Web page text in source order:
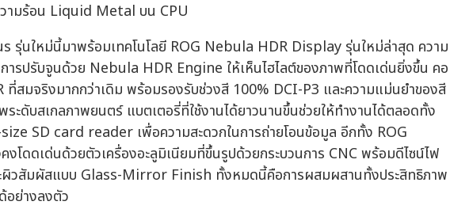
วามร้อน Liquid Metal บน CPU
รุ่นใหม่นี้มาพร้อมเทคโนโลยี ROG Nebula HDR Display รุ่นใหม่ล่าสุด ความ
รปรับจูนด้วย Nebula HDR Engine ให้เห็นไฮไลต์ของภาพที่โดดเด่นยิ่งขึ้น คอ
สมจริงมากกว่าเดิม พร้อมรองรับช่วงสี 100% DCI-P3 และความแม่นยำของสี
ะดับสเกลภาพยนตร์ แบตเตอรี่ที่ใช้งานได้ยาวนานขึ้นช่วยให้ทำงานได้ตลอดทั้ง
SD card reader เพื่อความสะดวกในการถ่ายโอนข้อมูล อีกทั้ง ROG
โดดเด่นด้วยตัวเครื่องอะลูมิเนียมที่ขึ้นรูปด้วยกระบวนการ CNC พร้อมดีไซน์ไฟ
วสัมผัสแบบ Glass-Mirror Finish ทั้งหมดนี้คือการผสมผสานทั้งประสิทธิภาพ
อย่างลงตัว